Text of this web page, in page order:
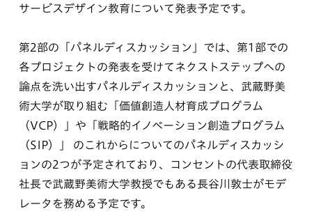
サービスデザイン教育について発表予定です。
第2部の「パネルディスカッション」では、第1部での
各プロジェクトの発表を受けてネクストステップへの
論点を洗い出すパネルディスカッションと、武蔵野美
術大学が取り組む「価値創造人材育成プログラム
（VCP）」や「戦略的イノベーション創造プログラム
（SIP）」 のこれからについてのパネルディスカッシ
ョンの2つが予定されており、コンセントの代表取締役
社長で武蔵野美術大学教授でもある長谷川敦士がモデ
レータを務める予定です。